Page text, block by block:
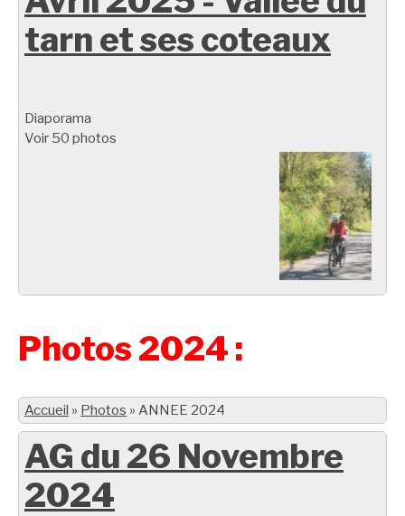
tarn et ses coteaux
Diaporama
Voir 50 photos
Photos 2024 :
Accueil » Photos » ANNEE 2024
AG du 26 Novembre
2024